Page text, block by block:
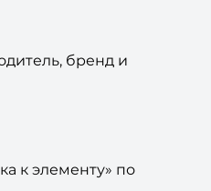
бренд и
к элементу» по